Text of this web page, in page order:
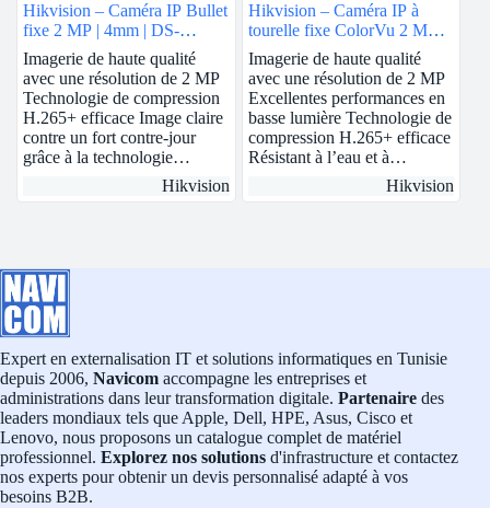
Hikvision – Caméra IP Bullet
fixe 2 MP | 4mm | DS-
2CD1023G0E-I
Imagerie de haute qualité
avec une résolution de 2 MP
Technologie de compression
H.265+ efficace Image claire
contre un fort contre-jour
grâce à la technologie…
Hikvision
Hikvision – Caméra IP à
tourelle fixe ColorVu 2 MP |
2.8mm | DS-2CD1327G0-L
Imagerie de haute qualité
avec une résolution de 2 MP
Excellentes performances en
basse lumière Technologie de
compression H.265+ efficace
Résistant à l’eau et à…
Hikvision
Expert en externalisation IT et solutions informatiques en Tunisie
depuis 2006, Navicom accompagne les entreprises et
administrations dans leur transformation digitale. Partenaire des
leaders mondiaux tels que Apple, Dell, HPE, Asus, Cisco et
Lenovo, nous proposons un catalogue complet de matériel
professionnel. Explorez nos solutions d'infrastructure et contactez
nos experts pour obtenir un devis personnalisé adapté à vos
besoins B2B.